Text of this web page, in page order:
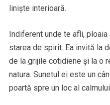
liniște interioară.
Indiferent unde te afli,
starea de spirit. Ea invită la
de la grijile cotidiene și la o
natura. Sunetul ei este un
poartă spre un loc al